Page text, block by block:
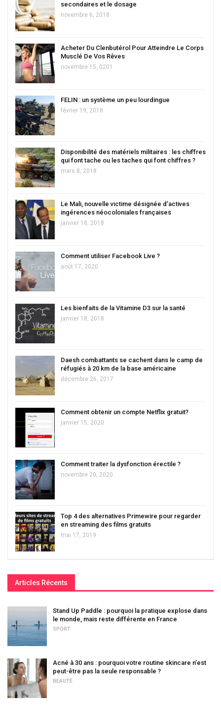
secondaires et le dosage
novembre 6, 2018
Acheter Du Clenbutérol Pour Atteindre Le Corps
Musclé De Vos Rêves
novembre 15, 0201
FELIN : un système un peu lourdingue
février 19, 2018
Disponibilité des matériels militaires : les chiffres
qui font tache ou les taches qui font chiffres ?
mars 8, 2018
Le Mali, nouvelle victime désignée d’actives
ingérences néocoloniales françaises
janvier 18, 2018
Comment utiliser Facebook Live ?
août 17, 2020
Les bienfaits de la Vitamine D3 sur la santé
janvier 18, 2018
Daesh combattants se cachent dans le camp de
réfugiés à 20 km de la base américaine
décembre 26, 2017
Comment obtenir un compte Netflix gratuit?
janvier 15, 2020
Comment traiter la dysfonction érectile ?
novembre 20, 2020
Top 4 des alternatives Primewire pour regarder
en streaming des films gratuits
mai 17, 2019
Articles Récents
Stand Up Paddle : pourquoi la pratique explose dans
le monde, mais reste différente en France
SPORT
Acné à 30 ans : pourquoi votre routine skincare n’est
peut-être pas la seule responsable ?
BEAUTÉ